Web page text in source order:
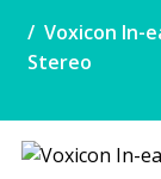
Voxicon In-
Stereo